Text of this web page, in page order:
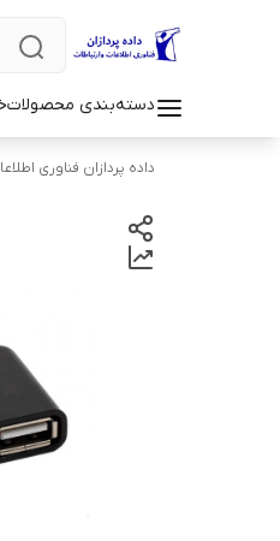
دسته‌بندی محصولات
داده پردازان فناوری